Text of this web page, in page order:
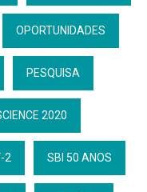
OPORTUNIDADES
PESQUISA
2020
2 SBI 50 ANOS